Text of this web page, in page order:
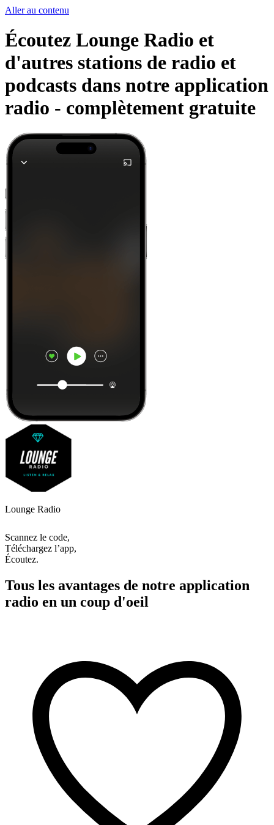
Aller au contenu
Écoutez Lounge Radio et
d'autres stations de radio et
podcasts dans notre application
radio - complètement gratuite
Lounge Radio
Scannez le code,
Téléchargez l’app,
Écoutez.
Tous les avantages de notre application
radio en un coup d'oeil